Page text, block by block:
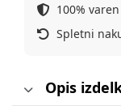
100%
Spletni
Opis